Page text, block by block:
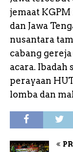
jemaat
dan Jawa
nusantara
cabang
acara.
perayaan
lomba dan